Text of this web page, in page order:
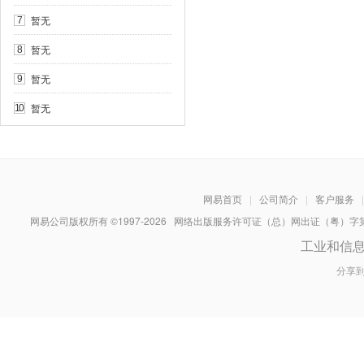
7 暂无
8 暂无
9 暂无
10 暂无
网易首页 | 公司简介 | 客户服务
|
网易公司版权所有 ©1997-2026 网络出版服务许可证（总）网出证（粤）
工业和信
分享